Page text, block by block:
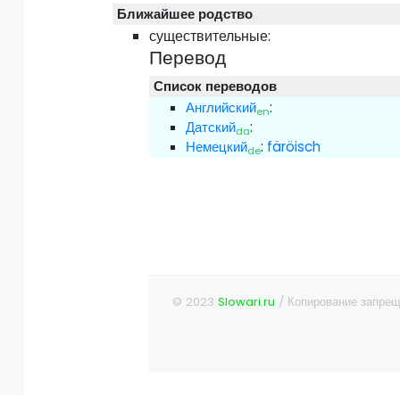
Ближайшее родство
существительные:
Перевод
Список переводов
Английскийen:
Датскийda:
Немецкийde: färöisch
© 2023Slowari.ru / Копирование